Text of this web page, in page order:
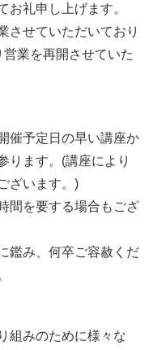
お礼申し上げます。
させていただいており
業を再開させていた
催予定日の早い講座か
ります。(講座により
ざいます。)
間を要する場合もござ
鑑み、何卒ご容赦くだ
組みのために様々な